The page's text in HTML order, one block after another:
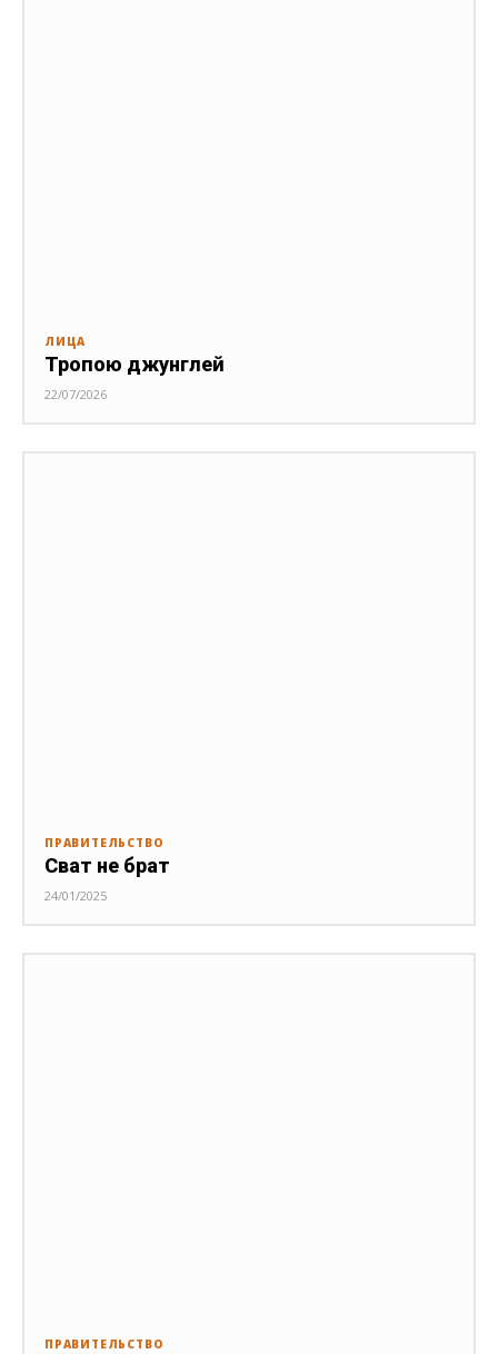
ЛИЦА
Тропою джунглей
22/07/2026
ПРАВИТЕЛЬСТВО
Сват не брат
24/01/2025
ПРАВИТЕЛЬСТВО